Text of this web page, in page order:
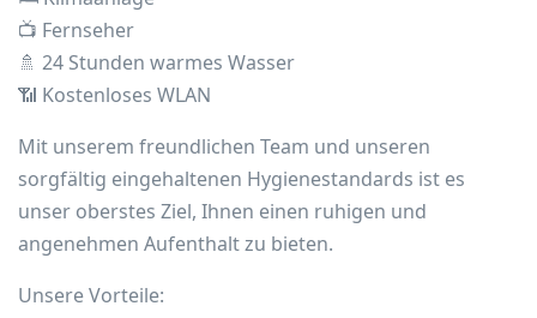
📺 Fernseher
🚿 24 Stunden warmes Wasser
📶 Kostenloses WLAN
Mit unserem freundlichen Team und unseren
sorgfältig eingehaltenen Hygienestandards ist es
unser oberstes Ziel, Ihnen einen ruhigen und
angenehmen Aufenthalt zu bieten.
Unsere Vorteile: